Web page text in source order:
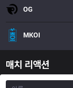
OG
MKOI
매치 리액션